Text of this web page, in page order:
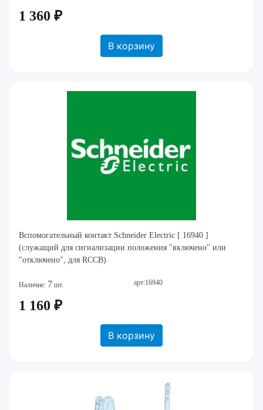
1 360 ₽
В корзину
Вспомогательный контакт Schneider Electric [ 16940 ]
(служащий для сигнализации положения "включено" или
"отключено", для RCCB)
Наличие: 7 шт. арт:16940
1 160 ₽
В корзину